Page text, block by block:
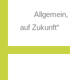
Allgemein,
auf Zukunft“